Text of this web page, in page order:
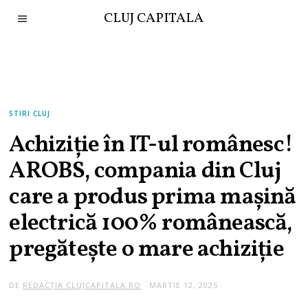
CLUJ CAPITALA
STIRI CLUJ
Achiziție în IT-ul românesc!
AROBS, compania din Cluj
care a produs prima mașină
electrică 100% românească,
pregătește o mare achiziție
DE REDACȚIA CLUJCAPITALA.RO MARTIE 12, 2025